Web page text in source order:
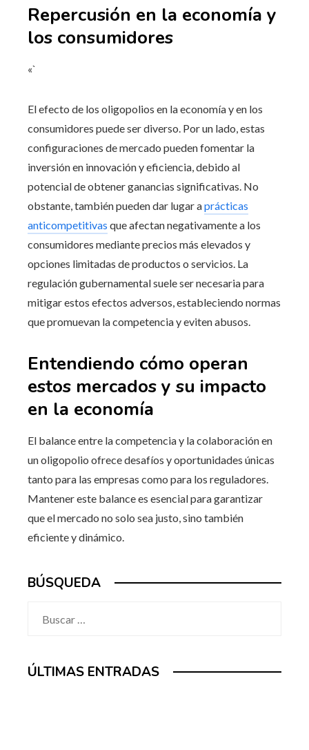
Repercusión en la economía y
los consumidores
«`
El efecto de los oligopolios en la economía y en los
consumidores puede ser diverso. Por un lado, estas
configuraciones de mercado pueden fomentar la
inversión en innovación y eficiencia, debido al
potencial de obtener ganancias significativas. No
obstante, también pueden dar lugar aprácticas
anticompetitivas que afectan negativamente a los
consumidores mediante precios más elevados y
opciones limitadas de productos o servicios. La
regulación gubernamental suele ser necesaria para
mitigar estos efectos adversos, estableciendo normas
que promuevan la competencia y eviten abusos.
Entendiendo cómo operan
estos mercados y su impacto
en la economía
El balance entre la competencia y la colaboración en
un oligopolio ofrece desafíos y oportunidades únicas
tanto para las empresas como para los reguladores.
Mantener este balance es esencial para garantizar
que el mercado no solo sea justo, sino también
eficiente y dinámico.
BÚSQUEDA
ÚLTIMAS ENTRADAS